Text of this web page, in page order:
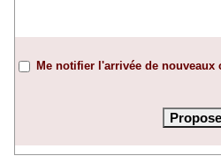
Me notifier l'arrivée de nouveaux